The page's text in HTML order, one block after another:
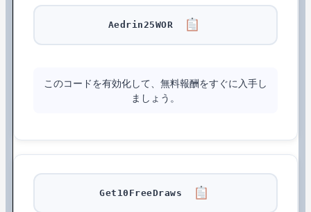
Aedrin25WOR
このコードを有効化して、無料報酬をすぐに入手し
ましょう。
Get10FreeDraws